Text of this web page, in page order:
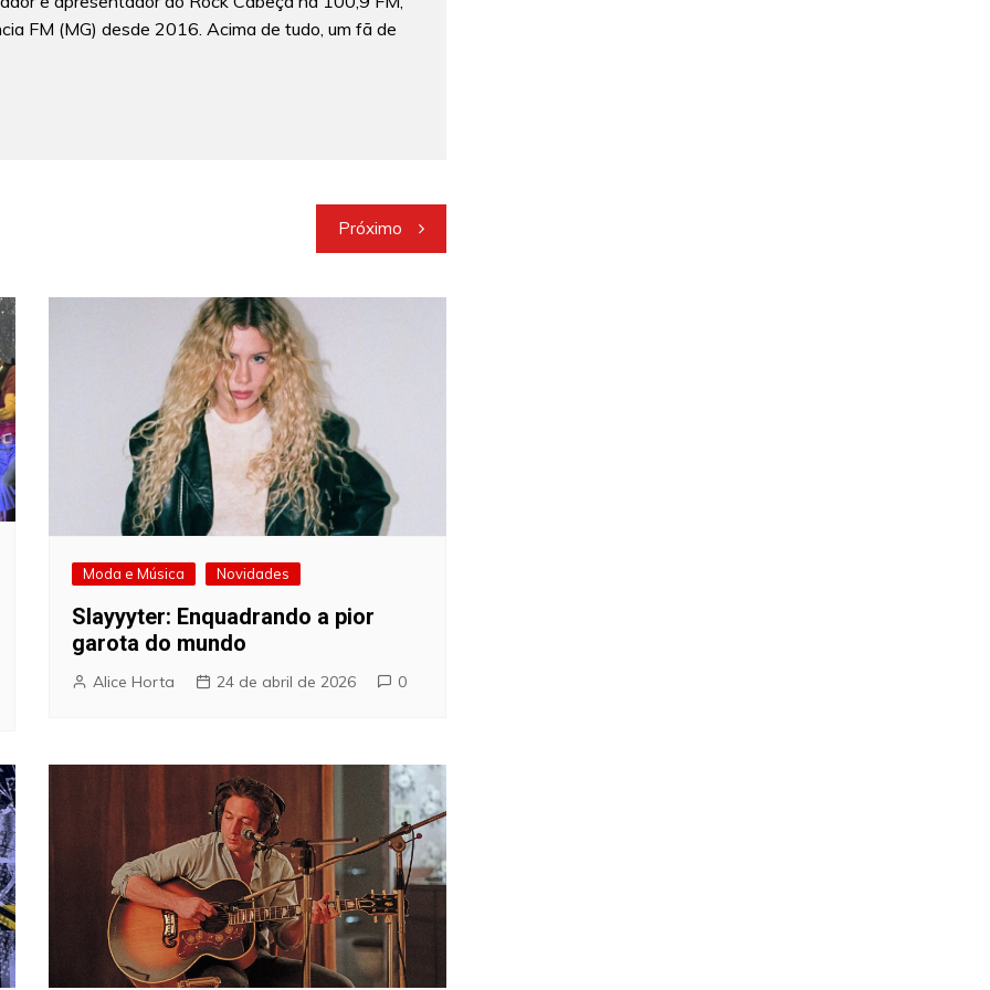
FM (MG) desde 2016. Acima de tudo, um fã de
Próximo
Moda e Música Novidades
Slayyyter: Enquadrando a pior
garota do mundo
Alice Horta 24 de abril de 2026 0